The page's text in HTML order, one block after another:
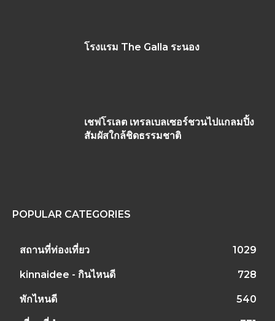
โรงแรม The Galla ระนอง
เชฟโรเลต เทรลเบลเซอร์ชวนไปแกลมปิ้ง
สัมผัสใกล้ชิดธรรมชาติ
POPULAR CATEGORIES
สถานที่ท่องเที่ยว 1029
kinnaidee - กินไหนดี 728
พักไหนดี 540